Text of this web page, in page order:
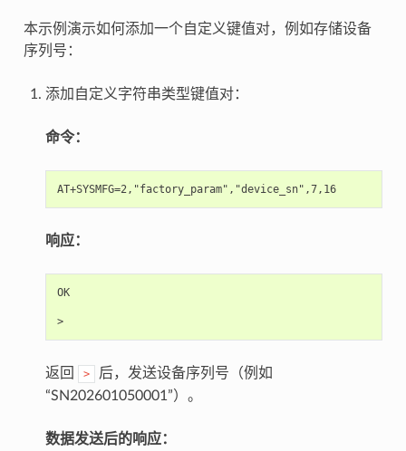
本示例演示如何添加一个自定义键值对，例如存储设备
序列号：
添加自定义字符串类型键值对：
命令：
AT+SYSMFG=2,"factory_param","device_sn",7,16
响应：
OK
>
返回 >
后，发送设备序列号（例如
“SN202601050001”）。
数据发送后的响应：